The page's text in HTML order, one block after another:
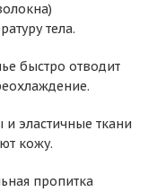
тела.
быстро отводит
эластичные ткани
кожу.
пропитка